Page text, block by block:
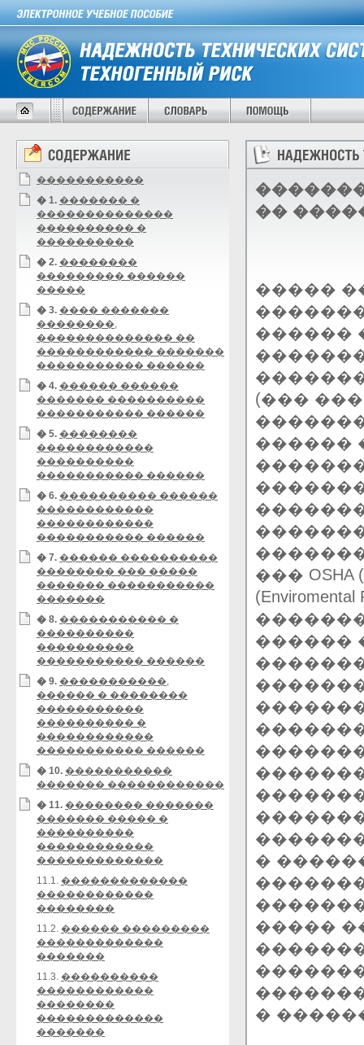
�����������
� 1. ������� �
��������������
���������� �
����������
� 2. ��������
��������� ������
�����
� 3. ���� �������
��������,
�������������� ��
������������ �������
����������� ������
� 4. ������ ������
������� ����������
����������� ������
� 5. ��������
������������
����������
����������� ������
� 6. ���������� ������
������������
������������
����������� ������
� 7. ������ ����������
�������� ��� �����
������� �����������
�������
� 8. ����������� �
����������
����������
����������� ������
� 9. �����������,
������ � ��������
�����������
���������� �
������������
����������� ������
� 10. �����������
������� ������������
� 11. �������� �������
������� ����� �
����������
������������
�������������
11.1. �������������
������������
��������
11.2. ������ ���������
�������������
�������
11.3. ����������
������������
��������
�������������
�������
��
�����
������
(���
������
��� OSHA
������
�
�����
�